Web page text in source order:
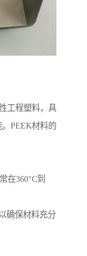
工程塑料，具
PEEK材料的
在360°C到
确保材料充分